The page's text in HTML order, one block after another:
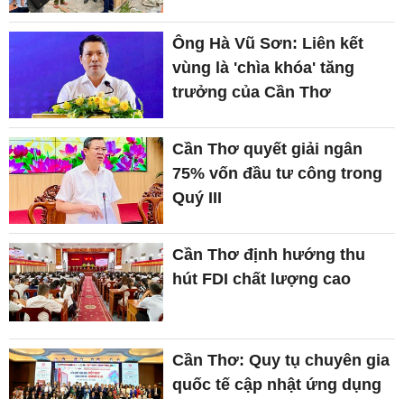
Ông Hà Vũ Sơn: Liên kết
vùng là 'chìa khóa' tăng
trưởng của Cần Thơ
Cần Thơ quyết giải ngân
75% vốn đầu tư công trong
Quý III
Cần Thơ định hướng thu
hút FDI chất lượng cao
Cần Thơ: Quy tụ chuyên gia
quốc tế cập nhật ứng dụng